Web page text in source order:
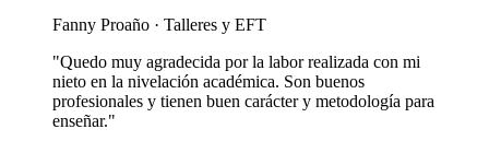
Fanny Proaño · Talleres y EFT
"Quedo muy agradecida por la labor realizada con mi
nieto en la nivelación académica. Son buenos
profesionales y tienen buen carácter y metodología para
enseñar."